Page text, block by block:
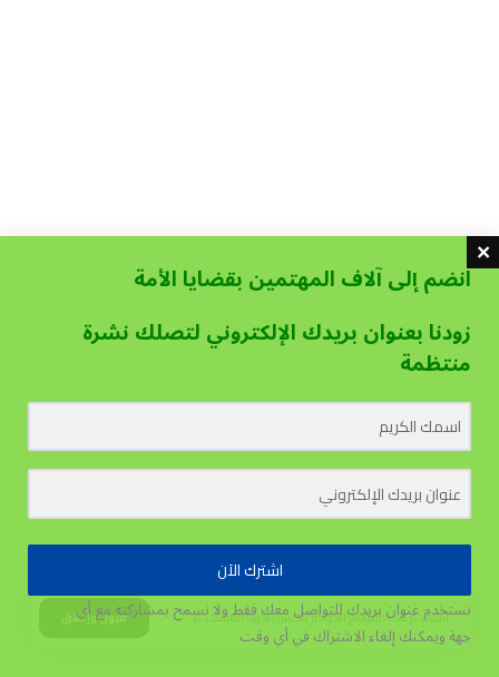
يستخدم هذا الموقع الكوكيز لتحسين تجربة المستخدم. قبول وإغلاق
انضم إلى آلاف المهتمين بقضايا الأمة
زودنا بعنوان بريدك الإلكتروني لتصلك نشرة
منتظمة
اشترك الآن
نستخدم عنوان بريدك للتواصل معك فقط ولا نسمح بمشاركته مع أي
جهةويمكنك إلغاء الاشتراك في أي وقت